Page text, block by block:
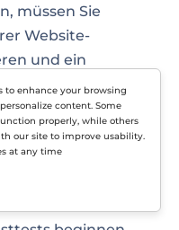
müssen Sie
Website-
und ein
am besten zu
Lasttests meist
viel
wie man
to enhance your browsing
content. Some
properly, while others
our site to improve usability.
at any time